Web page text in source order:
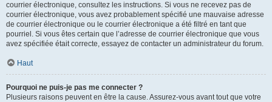
courrier électronique, consultez les instructions. Si vous ne recevez pas de
courrier électronique, vous avez probablement spécifié une mauvaise adresse
de courrier électronique ou le courrier électronique a été filtré en tant que
pourriel. Si vous êtes certain que l’adresse de courrier électronique que vous
avez spécifiée était correcte, essayez de contacter un administrateur du forum.
Haut
Pourquoi ne puis-je pas me connecter ?
Plusieurs raisons peuvent en être la cause. Assurez-vous avant tout que votre